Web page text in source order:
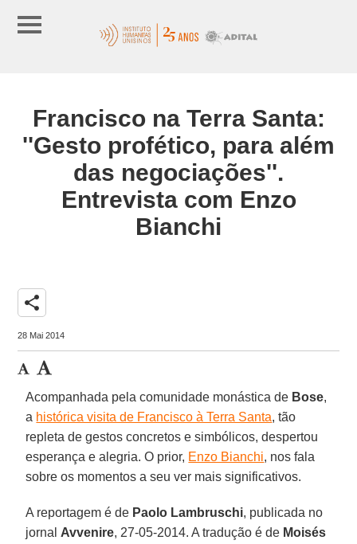
Francisco na Terra Santa:
''Gesto profético, para além
das negociações''.
Entrevista com Enzo
Bianchi
share
28 Mai 2014
Acompanhada pela comunidade monástica de Bose,
a histórica visita de Francisco à Terra Santa, tão
repleta de gestos concretos e simbólicos, despertou
esperança e alegria. O prior, Enzo Bianchi, nos fala
sobre os momentos a seu ver mais significativos.
A reportagem é de Paolo Lambruschi, publicada no
jornal Avvenire, 27-05-2014. A tradução é de Moisés